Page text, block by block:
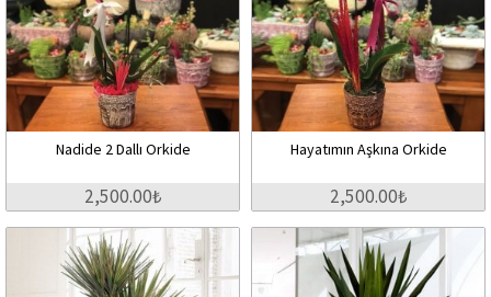
Nadide 2 Dallı Orkide
2,500.00₺
Hayatımın Aşkına Orkide
2,500.00₺